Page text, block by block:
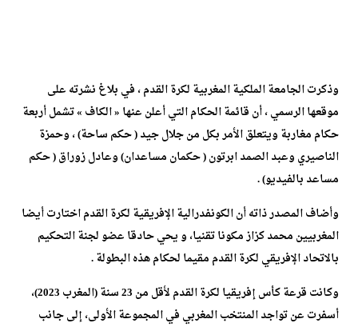
وذكرت الجامعة الملكية المغربية لكرة القدم ، في بلاغ نشرته على
موقعها الرسمي ، أن قائمة الحكام التي أعلن عنها « الكاف » تشمل أربعة
حكام مغاربة ويتعلق الأمر بكل من جلال جيد ( حكم ساحة) ، وحمزة
الناصيري وعبد الصمد ابرتون ( حكمان مساعدان) وعادل زوراق ( حكم
مساعد بالفيديو) .
وأضاف المصدر ذاته أن الكونفدرالية الإفريقية لكرة القدم اختارت أيضا
المغربيين محمد كزاز مكونا تقنيا، و يحي حادقا عضو لجنة التحكيم
بالاتحاد الإفريقي لكرة القدم مقيما لحكام هذه البطولة .
وكانت قرعة كأس إفريقيا لكرة القدم لأقل من 23 سنة (المغرب 2023)،
أسفرت عن تواجد المنتخب المغربي في المجموعة الأولى، إلى جانب